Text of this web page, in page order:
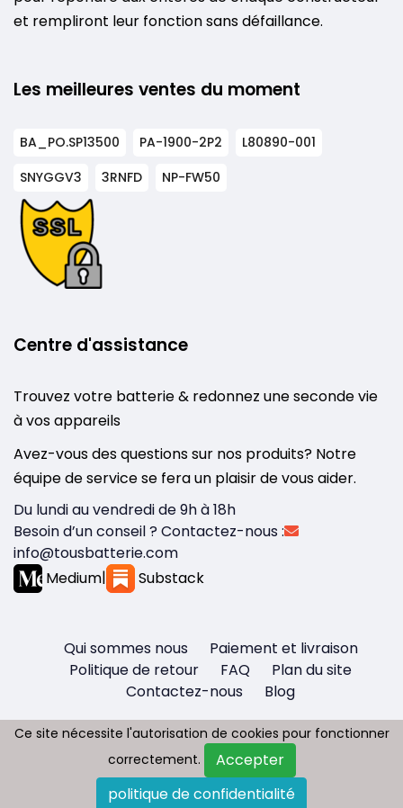
et rempliront leur fonction sans défaillance.
Les meilleures ventes du moment
BA_PO.SP13500 PA-1900-2P2
L80890-001
SNYGGV3
3RNFD NP-FW50
Centre d'assistance
Trouvez votre batterie & redonnez une seconde vie
à vos appareils
Avez-vous des questions sur nos produits? Notre
équipe de service se fera un plaisir de vous aider.
Du lundi au vendredi de 9h à 18h
Besoin d’un conseil ? Contactez-nous :
info@tousbatterie.com
Medium| Substack
Qui sommes nous
Paiement et livraison
Politique de retour
FAQ
Plan du site
Contactez-nous
Blog
Copyright © 2026 - Tous droit réservés
Tousbatterie.com
Ce site nécessite l'autorisation de cookies pour fonctionner
correctement.
Accepter
politique de confidentialité
Ce site nécessite l'autorisation de cookies pour fonctionner
correctement.
Accepter
politique de confidentialité